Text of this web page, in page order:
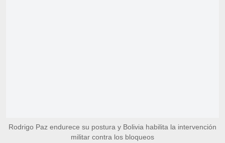
Rodrigo Paz endurece su postura y Bolivia habilita la intervención
militar contra los bloqueos